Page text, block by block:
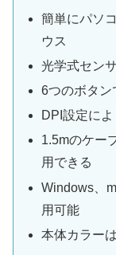
簡単にパソ
ウス
光学式セン
6つのボタン
DPI設定に
1.5mのケー
用できる
Windows、
用可能
本体カラー